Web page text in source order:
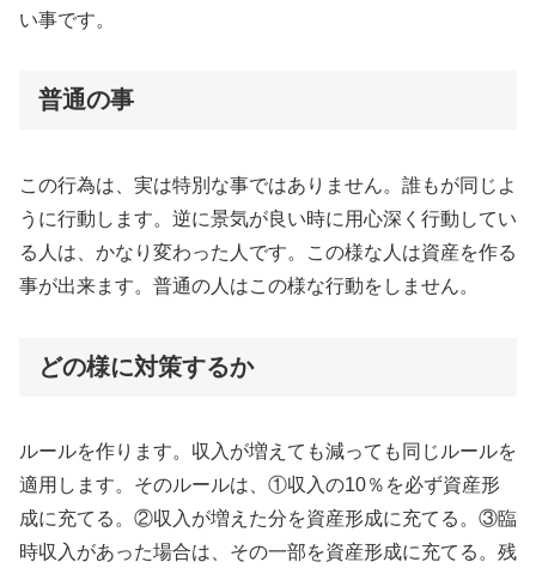
い事です。
普通の事
この行為は、実は特別な事ではありません。誰もが同じよ
うに行動します。逆に景気が良い時に用心深く行動してい
る人は、かなり変わった人です。この様な人は資産を作る
事が出来ます。普通の人はこの様な行動をしません。
どの様に対策するか
ルールを作ります。収入が増えても減っても同じルールを
適用します。そのルールは、①収入の10％を必ず資産形
成に充てる。②収入が増えた分を資産形成に充てる。③臨
時収入があった場合は、その一部を資産形成に充てる。残